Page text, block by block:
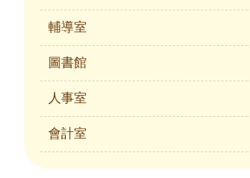
輔導室
圖書館
人事室
會計室